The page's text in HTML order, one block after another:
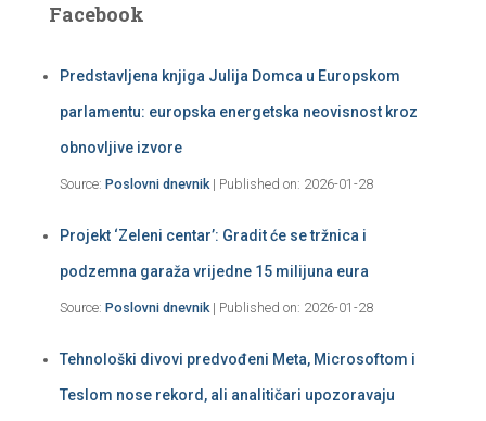
Facebook
Predstavljena knjiga Julija Domca u Europskom
parlamentu: europska energetska neovisnost kroz
obnovljive izvore
Source: Poslovni dnevnik Published on: 2026-01-28
Projekt ‘Zeleni centar’: Gradit će se tržnica i
podzemna garaža vrijedne 15 milijuna eura
Source: Poslovni dnevnik Published on: 2026-01-28
Tehnološki divovi predvođeni Meta, Microsoftom i
Teslom nose rekord, ali analitičari upozoravaju